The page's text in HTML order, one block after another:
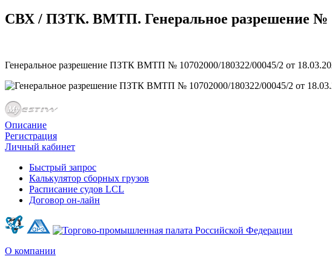
СВХ / ПЗТК. ВМТП. Генеральное разрешение №
Генеральное разрешение ПЗТК ВМТП № 10702000/180322/00045/2 от
Описание
Регистрация
Личный кабинет
Быстрый запрос
Калькулятор сборных грузов
Расписание судов LCL
Договор он-лайн
О компании